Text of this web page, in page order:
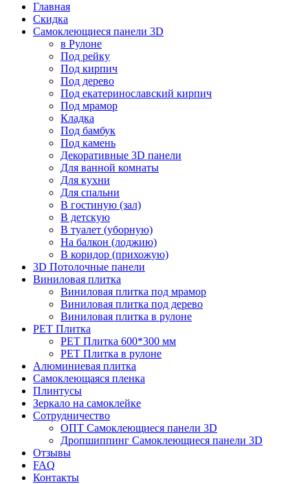
Главная
Скидка
Самоклеющиеся панели 3D
в Рулоне
Под рейку
Под кирпич
Под дерево
Под екатеринославский кирпич
Под мрамор
Кладка
Под бамбук
Под камень
Декоративные 3D панели
Для ванной комнаты
Для кухни
Для спальни
В гостиную (зал)
В детскую
В туалет (уборную)
На балкон (лоджию)
В коридор (прихожую)
3D Потолочные панели
Виниловая плитка
Виниловая плитка под мрамор
Виниловая плитка под дерево
Виниловая плитка в рулоне
PET Плитка
PET Плитка 600*300 мм
PET Плитка в рулоне
Алюминиевая плитка
Самоклеющаяся пленка
Плинтусы
Зеркало на самоклейке
Сотрудничество
ОПТ Самоклеющиеся панели 3D
Дропшиппинг Самоклеющиеся панели 3D
Отзывы
FAQ
Контакты